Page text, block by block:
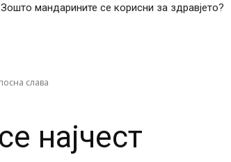
Зошто мандарините се корисни за здравјето?